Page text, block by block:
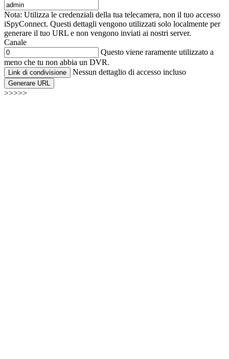
Nota: Utilizza le credenziali della tua telecamera, non il tuo accesso
iSpyConnect. Questi dettagli vengono utilizzati solo localmente per
generare il tuo URL e non vengono inviati ai nostri server.
Canale
Questo viene raramente utilizzato a
meno che tu non abbia un DVR.
Link di condivisione Nessun dettaglio di accesso incluso
Generare URL
>>>>>